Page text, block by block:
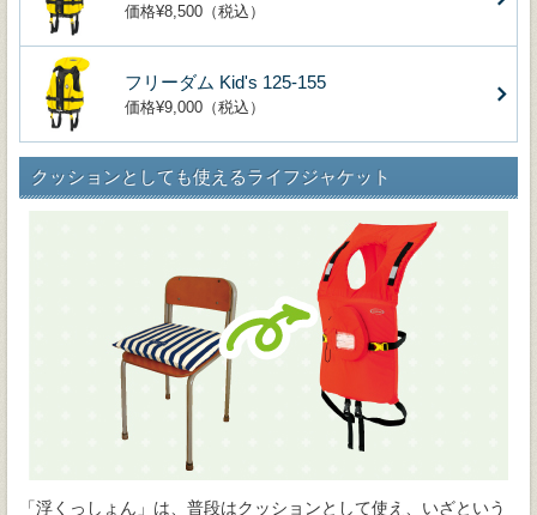
価格¥8,500（税込）
フリーダム Kid's 125-155
価格¥9,000（税込）
クッションとしても使えるライフジャケット
「浮くっしょん」は、普段はクッションとして使え、いざという